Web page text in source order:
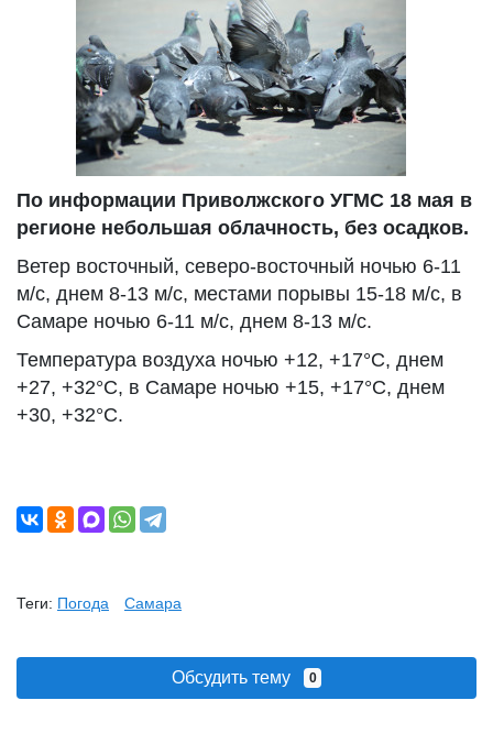
По информации Приволжского УГМС 18 мая в
регионе небольшая облачность, без осадков.
Ветер восточный, северо-восточный ночью 6-11
м/с, днем 8-13 м/с, местами порывы 15-18 м/с, в
Самаре ночью 6-11 м/с, днем 8-13 м/с.
Температура воздуха ночью +12, +17°С, днем
+27, +32°С, в Самаре ночью +15, +17°С, днем
+30, +32°С.
Теги: Погода Самара
Обсудить тему 0